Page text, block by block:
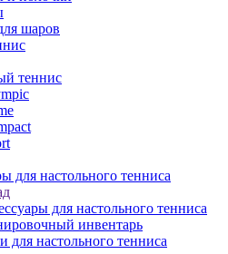
шаров
теннис
для настольного тенниса
для настольного тенниса
инвентарь
для настольного тенниса